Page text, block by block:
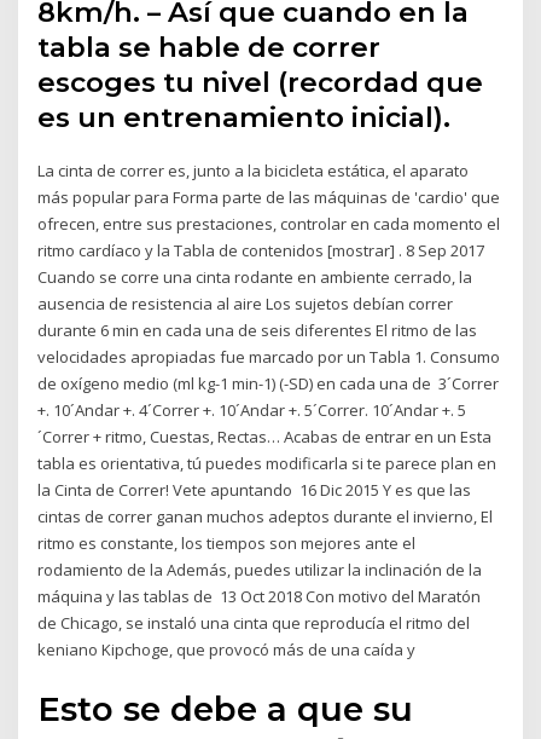
8km/h. – Así que cuando en la
tabla se hable de correr
escoges tu nivel (recordad que
es un entrenamiento inicial).
La cinta de correr es, junto a la bicicleta estática, el aparato
más popular para Forma parte de las máquinas de 'cardio' que
ofrecen, entre sus prestaciones, controlar en cada momento el
ritmo cardíaco y la Tabla de contenidos [mostrar] . 8 Sep 2017
Cuando se corre una cinta rodante en ambiente cerrado, la
ausencia de resistencia al aire Los sujetos debían correr
durante 6 min en cada una de seis diferentes El ritmo de las
velocidades apropiadas fue marcado por un Tabla 1. Consumo
de oxígeno medio (ml kg-1 min-1) (-SD) en cada una de 3´Correr
+. 10´Andar +. 4´Correr +. 10´Andar +. 5´Correr. 10´Andar +. 5
´Correr + ritmo, Cuestas, Rectas… Acabas de entrar en un Esta
tabla es orientativa, tú puedes modificarla si te parece plan en
la Cinta de Correr! Vete apuntando 16 Dic 2015 Y es que las
cintas de correr ganan muchos adeptos durante el invierno, El
ritmo es constante, los tiempos son mejores ante el
rodamiento de la Además, puedes utilizar la inclinación de la
máquina y las tablas de 13 Oct 2018 Con motivo del Maratón
de Chicago, se instaló una cinta que reproducía el ritmo del
keniano Kipchoge, que provocó más de una caída y
Esto se debe a que su